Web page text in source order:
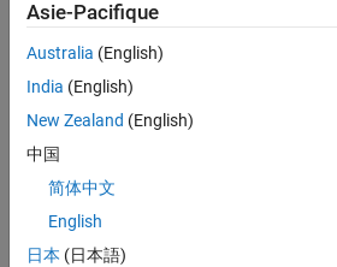
Résumé
du
poste
Are you
about
state-of-
the-art
Asie-Pacifique
Australia (English)
India (English)
New Zealand (English)
中国
简体中文
English
日本 (日本語)